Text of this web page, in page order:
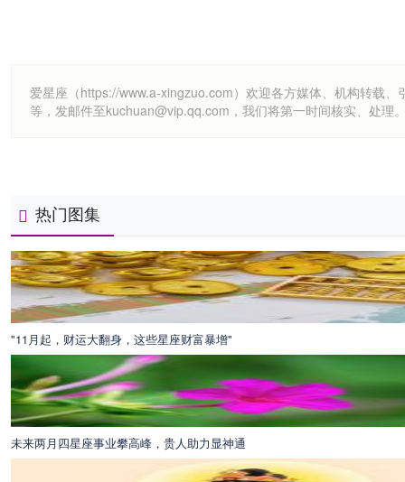
爱星座（https://www.a-xingzuo.com）欢迎各方媒体、机构转载
等，发邮件至kuchuan@vip.qq.com，我们将第一时间核实、处理
热门图集
"11月起，财运大翻身，这些星座财富暴增"
未来两月四星座事业攀高峰，贵人助力显神通